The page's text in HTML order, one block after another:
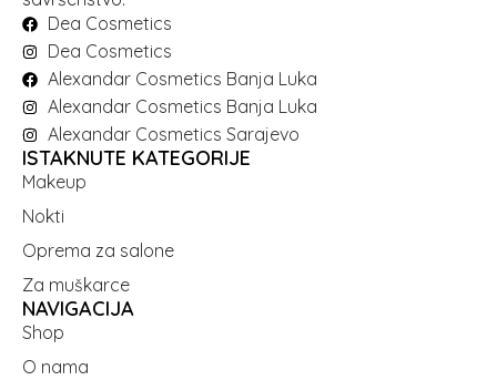
Dea Cosmetics
Dea Cosmetics
Alexandar Cosmetics Banja Luka
Alexandar Cosmetics Banja Luka
Alexandar Cosmetics Sarajevo
ISTAKNUTE KATEGORIJE
Makeup
Nokti
Oprema za salone
Za muškarce
NAVIGACIJA
Shop
O nama